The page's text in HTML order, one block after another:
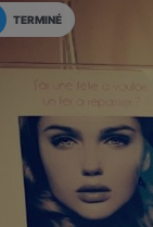
TERMINÉ